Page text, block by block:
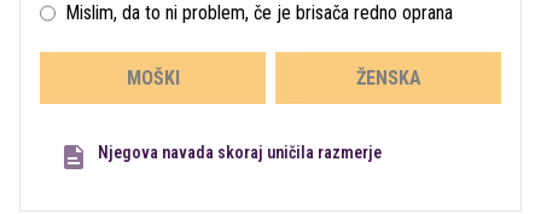
Mislim, da to ni problem, če je brisača redno oprana
MOŠKI ŽENSKA
Njegova navada skoraj uničila razmerje